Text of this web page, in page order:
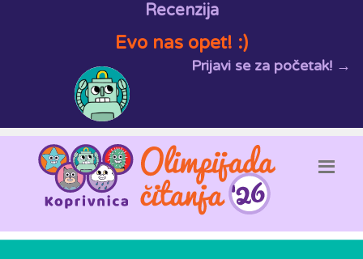
Recenzija
Evo nas opet! :)
Prijavi se za početak! →